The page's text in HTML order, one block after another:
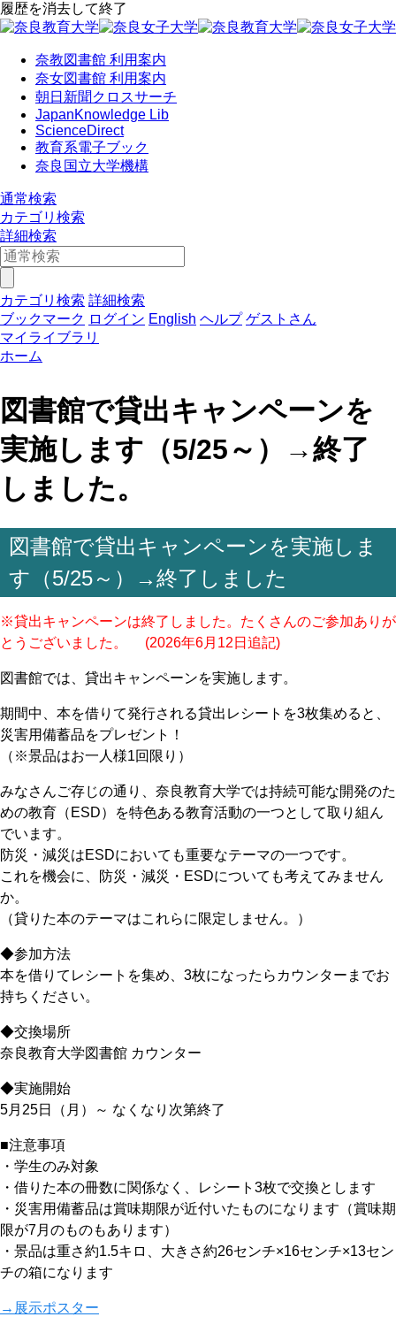
履歴を消去して終了
奈教図書館 利用案内
奈女図書館 利用案内
朝日新聞クロスサーチ
JapanKnowledge Lib
ScienceDirect
教育系電子ブック
奈良国立大学機構
通常検索
カテゴリ検索
詳細検索
カテゴリ検索 詳細検索
ブックマーク ログイン English ヘルプ ゲストさん
マイライブラリ
ホーム
図書館で貸出キャンペーンを
実施します（5/25～）→終了
しました。
図書館で貸出キャンペーンを実施しま
す（5/25～）→終了しました
※貸出キャンペーンは終了しました。たくさんのご参加ありが
とうございました。 (2026年6月12日追記)
図書館では、貸出キャンペーンを実施します。
期間中、本を借りて発行される貸出レシートを3枚集めると、
災害用備蓄品をプレゼント！
（※景品はお一人様1回限り）
みなさんご存じの通り、奈良教育大学では持続可能な開発のた
めの教育（ESD）を特色ある教育活動の一つとして取り組ん
でいます。
防災・減災はESDにおいても重要なテーマの一つです。
これを機会に、防災・減災・ESDについても考えてみません
か。
（貸りた本のテーマはこれらに限定しません。）
◆参加方法
本を借りてレシートを集め、3枚になったらカウンターまでお
持ちください。
◆交換場所
奈良教育大学図書館 カウンター
◆実施開始
5月25日（月）～ なくなり次第終了
■注意事項
・学生のみ対象
・借りた本の冊数に関係なく、レシート3枚で交換とします
・災害用備蓄品は賞味期限が近付いたものになります（賞味期
限が7月のものもあります）
・景品は重さ約1.5キロ、大きさ約26センチ×16センチ×13セン
チの箱になります
→展示ポスター